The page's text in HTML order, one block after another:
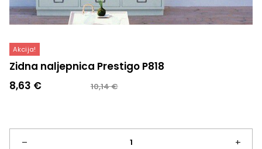
Akcija!
Zidna naljepnica Prestigo P818
10,14€
Izvorna
je:
10,14 €.
8,63 €
Trenutna
8,63 €.
–
Zidna +